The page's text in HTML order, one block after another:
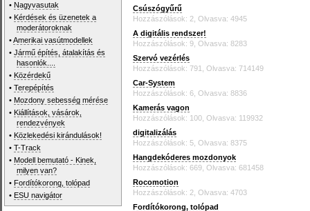
• Nagyvasutak
• Kérdések és üzenetek a
moderátoroknak
•Amerikai vasútmodellek
•Jármű építés, átalakítás és
hasonlók....
• Közérdekű
•Terepépítés
• Mozdony sebesség mérése
• Kiállítások, vásárok,
rendezvények
• Közlekedési kirándulások!
•T-Track
• Modell bemutató - Kinek,
milyen van?
• Fordítókorong, tolópad
• ESU navigátor
Csúszógyűrű
Hozzászólások: 2, Olvasva: 4945
A digitális rendszer!
Hozzászólások: 9, Olvasva: 8283
Szervó vezérlés
Hozzászólások: 791, Olvasva: 714149
Car-System
Hozzászólások: 6, Olvasva: 8836
Kamerás vagon
Hozzászólások: 100, Olvasva: 119932
digitalizálás
Hozzászólások: 5, Olvasva: 8375
Hangdekóderes mozdonyok
Hozzászólások: 669, Olvasva: 681458
Rocomotion
Hozzászólások: 2, Olvasva: 4703
Fordítókorong, tolópad